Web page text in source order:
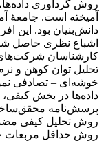
روش گردآوری
آمیخته است. جامعۀ
اشباع نظری حاصل
کارشناسان شرکت‌های
خوشه‌ای – تصادفی
داده‌ها در بخش
پرسش‌نامه
روش تحلیل کیفی
روش حداقل مربعات